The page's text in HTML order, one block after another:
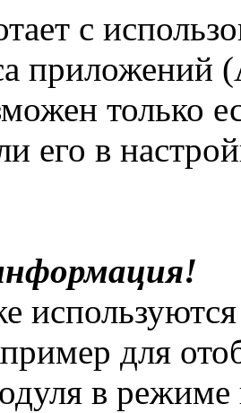
с
приложений
только
его в
для
в режиме